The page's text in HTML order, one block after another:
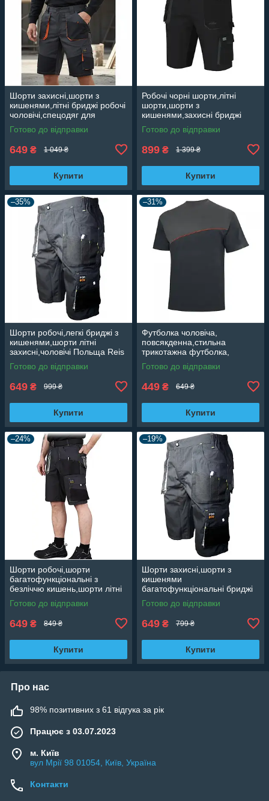
Шорти захисні,шорти з
кишенями,літні бриджі робочі
чоловічі,спецодяг для
працівників,чоловіча
роба,уніформа Foreco Reis
Готово до відправки
649 ₴ 1 049 ₴
Купити
Робочі чорні шорти,літні
шорти,шорти з
кишенями,захисні бриджі
робочі чоловічі Польща
CLASSIC 100 SLIM
Готово до відправки
899 ₴ 1 399 ₴
Купити
–35%
Шорти робочі,легкі бриджі з
кишенями,шорти літні
захисні,чоловічі Польща Reis
Foreco
Готово до відправки
649 ₴ 999 ₴
Купити
–31%
Футболка чоловіча,
повсякденна,стильна
трикотажна футболка,
високоякісна бавовна
CLASSIC темно графітова
Готово до відправки
449 ₴ 649 ₴
Купити
–24%
Шорти робочі,шорти
багатофункціональні з
безліччю кишень,шорти літні
захисні,чоловіки Польща
Foreco S
Готово до відправки
649 ₴ 849 ₴
Купити
–19%
Шорти захисні,шорти з
кишенями
багатофункціональні бриджі
чоловічі,спецодяг для
працівників,чоловіча
роба,уніформа Reis Foreco
Готово до відправки
649 ₴ 799 ₴
Купити
Про нас
98% позитивних з 61 відгука за рік
Працює з 03.07.2023
м. Київ
вул Мрії 98 01054, Київ, Україна
Контакти